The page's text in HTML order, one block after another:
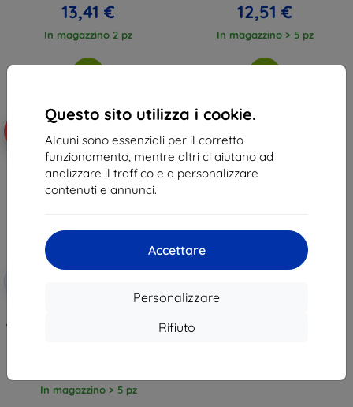
Questo sito utilizza i cookie.
Alcuni sono essenziali per il corretto
funzionamento, mentre altri ci aiutano ad
analizzare il traffico e a personalizzare
contenuti e annunci.
Accettare
Personalizzare
Rifiuto
13,41 €
In magazzino 2 pz
12,51 €
In magazzino > 5 pz
Armor MagCase per Google Pixel
In magazzino > 5 pz